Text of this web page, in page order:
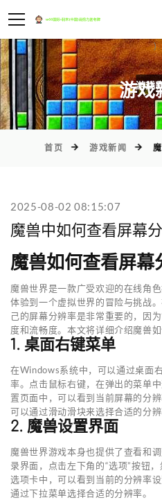
)
游戏
首页 游戏新闻
2025-08-02 08:15:07
魔兽中如何查看屏幕
魔兽如何查看屏幕
魔兽世界是一款广受欢迎的在线角
体验到一个虚拟世界的冒险与挑战
己的屏幕分辨率是非常重要的，因
度和流畅度。本文将详细介绍魔兽
1. 桌面右键菜单
在Windows系统中，可以通过桌面
率。点击鼠标右键，在弹出的菜单
置页面中，可以看到当前屏幕的分
可以通过滑动滑块来选择合适的分辨
2. 魔兽设置界面
魔兽世界游戏本身也提供了查看和
录界面，点击左下角的“选项”按钮
选项卡中，可以看到当前的分辨率
通过下拉菜单选择合适的分辨率。